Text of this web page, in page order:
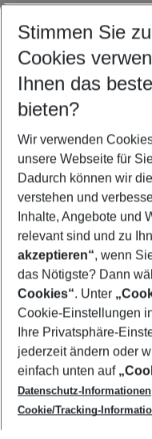
Ändern Sie Ihre Kriterien
Abflughafen wählen
Beliebiger
Reisezeitraum wählen
09.08.26– 07.08.27
2 Erwachsene
Mehr
Footer
Footer navigation
Über uns
AGB
Cookie-Einstellungen
Cookie-Richtlinie
Datenschutz
Service & Hilfe
Barrierefreies Reisen
Check-in
Folgen Sie uns
Stimmen Sie
Cookies
Ihnen das
bieten?
Wir verwenden
unsere Webseite für
Dadurch können wir
verstehen und
Inhalte, Angebote und
relevant sind und zu
akzeptieren“, wenn
das Nötigste? Dann
Cookies“. Unter
Cookie-Einstellungen
Ihre Privatsphäre-
jederzeit ändern oder
einfach unten auf
Datenschutz-Informationen
Cookie/Tracking-